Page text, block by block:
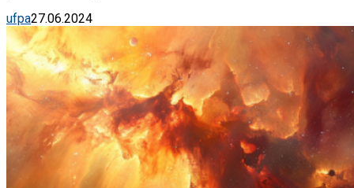
ufpa27.06.2024